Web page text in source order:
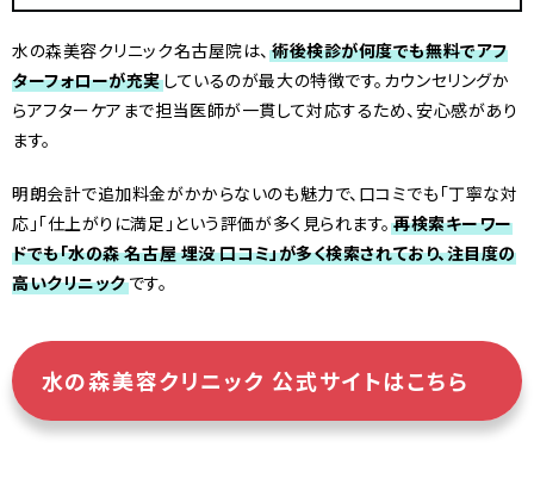
水の森美容クリニック名古屋院は、 術後検診が何度でも無料でアフ
ターフォローが充実しているのが最大の特徴です。カウンセリングか
らアフターケアまで担当医師が一貫して対応するため、安心感があり
ます。
明朗会計で追加料金がかからないのも魅力で、口コミでも「丁寧な対
応」「仕上がりに満足」という評価が多く見られます。 再検索キーワー
ドでも「水の森 名古屋 埋没 口コミ」が多く検索されており、注目度の
高いクリニックです。
水の森美容クリニック 公式サイトはこちら